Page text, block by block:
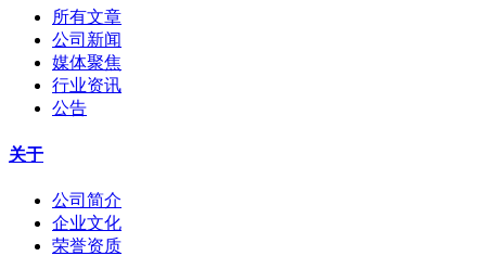
所有文章
公司新闻
媒体聚焦
行业资讯
公告
关于
公司简介
企业文化
荣誉资质